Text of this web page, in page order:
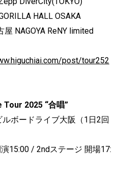
HALL OSAKA
NAGOYA ReNY limited
post/tour252
Tour 2025 “合唱”
ボードライブ大阪（1日2回
15:00 / 2ndステージ 開場17: